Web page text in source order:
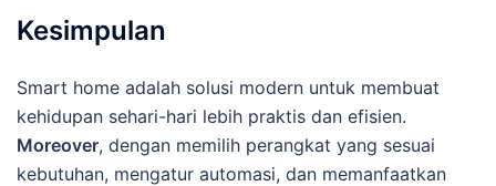
Kesimpulan
Smart home adalah solusi modern untuk membuat
kehidupan sehari-hari lebih praktis dan efisien.
Moreover, dengan memilih perangkat yang sesuai
kebutuhan, mengatur automasi, dan memanfaatkan